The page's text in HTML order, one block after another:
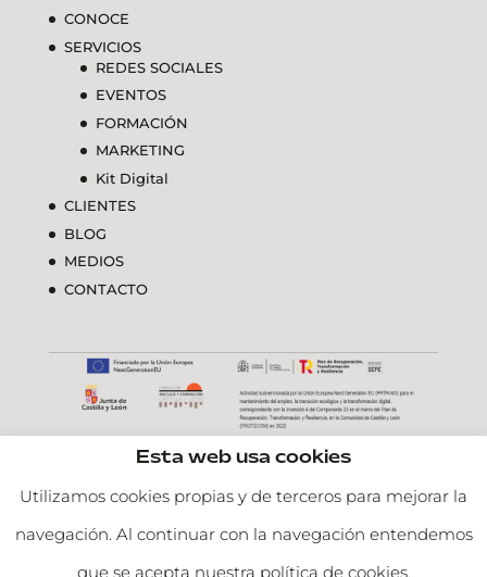
CONOCE
SERVICIOS
REDES SOCIALES
EVENTOS
FORMACIÓN
MARKETING
Kit Digital
CLIENTES
BLOG
MEDIOS
CONTACTO
Aviso Legal y Política de Privacidad | Diseñado por
Esta web usa cookies
Utilizamos cookies propias y de terceros para mejorar la
navegación. Al continuar con la navegación entendemos
que se acepta nuestra política de cookies.